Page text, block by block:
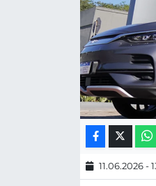
11.06.2026 -